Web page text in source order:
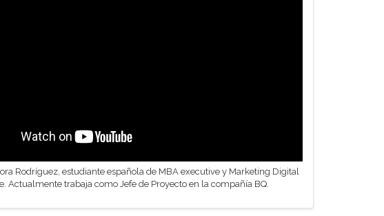
Rodríguez, estudiante española de MBA executive y Marketing Digital
Actualmente trabaja como Jefe de Proyecto en la compañía BQ.